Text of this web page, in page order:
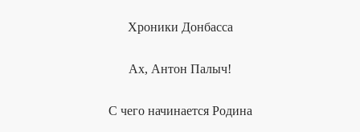
Хроники Донбасса
Ах, Антон Палыч!
С чего начинается Родина